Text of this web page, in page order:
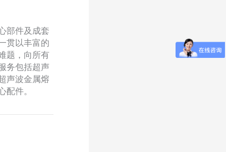
部件及成套
贯以丰富的
题，向所有
务包括超声
声波金属熔
件。